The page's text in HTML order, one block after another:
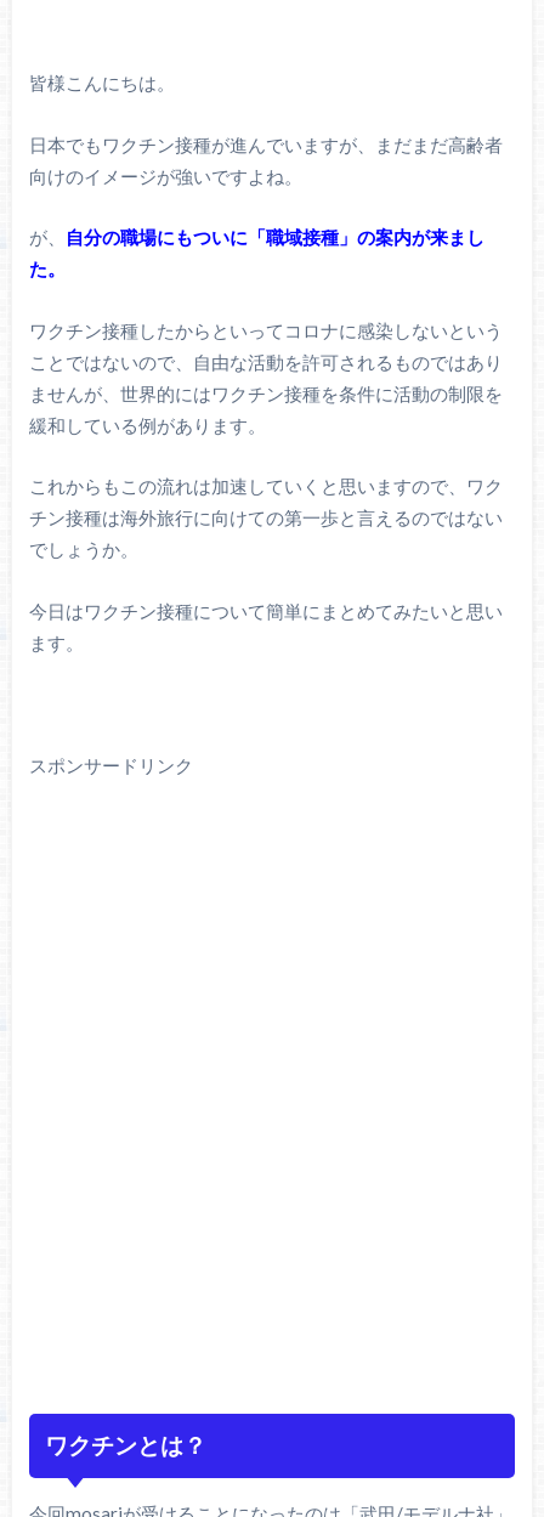
皆様こんにちは。
日本でもワクチン接種が進んでいますが、まだまだ高齢者
向けのイメージが強いですよね。
が、
自分の職場にもついに「職域接種」の案内が来まし
た。
ワクチン接種したからといってコロナに感染しないという
ことではないので、自由な活動を許可されるものではあり
ませんが、世界的にはワクチン接種を条件に活動の制限を
緩和している例があります。
これからもこの流れは加速していくと思いますので、ワク
チン接種は海外旅行に向けての第一歩と言えるのではない
でしょうか。
今日はワクチン接種について簡単にまとめてみたいと思い
ます。
スポンサードリンク
ワクチンとは？